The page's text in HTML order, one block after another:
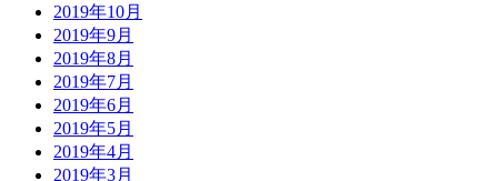
2019年10月
2019年9月
2019年8月
2019年7月
2019年6月
2019年5月
2019年4月
2019年3月